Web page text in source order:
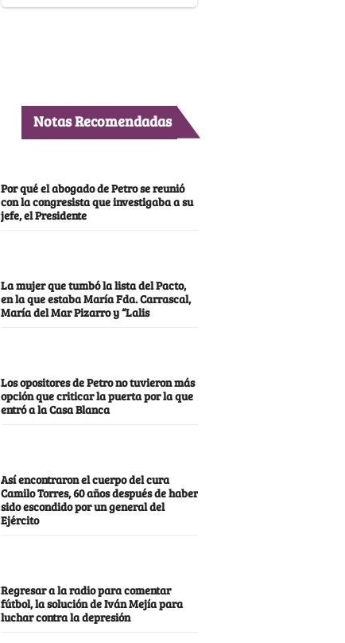
Notas Recomendadas
Por qué el abogado de Petro se reunió
con la congresista que investigaba a su
jefe, el Presidente
La mujer que tumbó la lista del Pacto,
en la que estaba María Fda. Carrascal,
María del Mar Pizarro y “Lalis
Los opositores de Petro no tuvieron más
opción que criticar la puerta por la que
entró a la Casa Blanca
Así encontraron el cuerpo del cura
Camilo Torres, 60 años después de haber
sido escondido por un general del
Ejército
Regresar a la radio para comentar
fútbol, la solución de Iván Mejía para
luchar contra la depresión